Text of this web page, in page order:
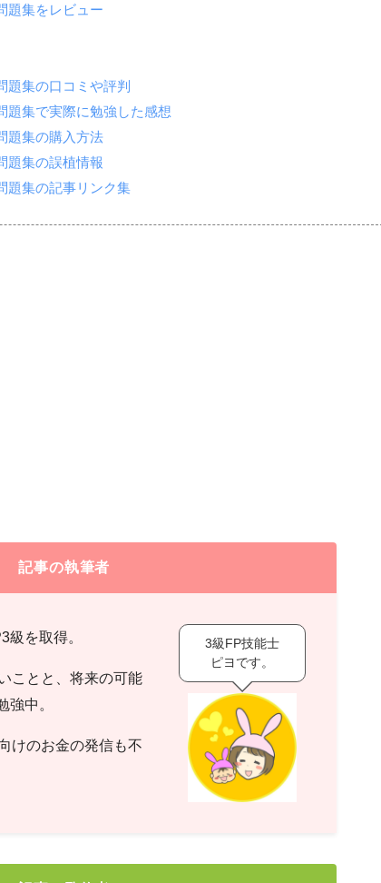
題集をレビュー
題集の口コミや評判
題集で実際に勉強した感想
題集の購入方法
題集の誤植情報
題集の記事リンク集
記事の執筆者
級を取得。
ことと、将来の可能
強中。
けのお金の発信も不
3級FP技能士
ピヨです。